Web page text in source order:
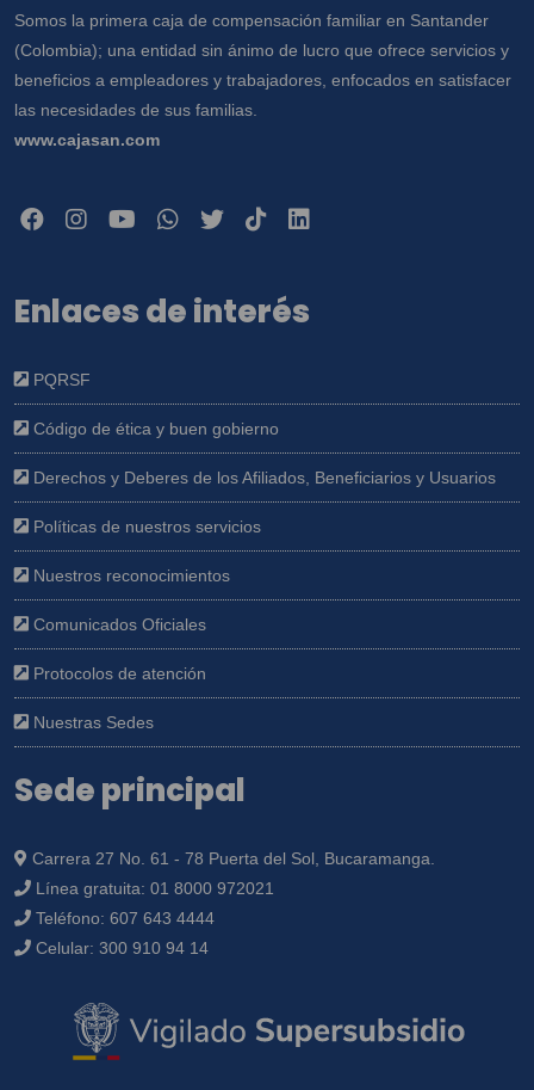
Somos la primera caja de compensación familiar en Santander
(Colombia); una entidad sin ánimo de lucro que ofrece servicios y
beneficios a empleadores y trabajadores, enfocados en satisfacer
las necesidades de sus familias.
www.cajasan.com
Enlaces de interés
PQRSF
Código de ética y buen gobierno
Derechos y Deberes de los Afiliados, Beneficiarios y Usuarios
Políticas de nuestros servicios
Nuestros reconocimientos
Comunicados Oficiales
Protocolos de atención
Nuestras Sedes
Sede principal
Carrera 27 No. 61 - 78 Puerta del Sol, Bucaramanga.
Línea gratuita: 01 8000 972021
Teléfono: 607 643 4444
Celular: 300 910 94 14